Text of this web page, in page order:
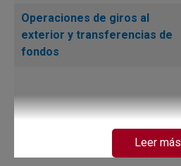
Operaciones de giros al
exterior y transferencias de
fondos
Operaciones de convenios
internacionales
Leer más